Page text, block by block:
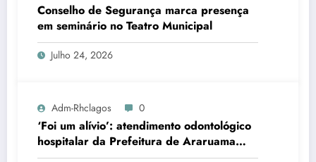
Conselho de Segurança marca presença
em seminário no Teatro Municipal
Julho 24, 2026
Adm-Rhclagos 0
‘Foi um alívio’: atendimento odontológico
hospitalar da Prefeitura de Araruama
transforma rotina de famílias atípicas